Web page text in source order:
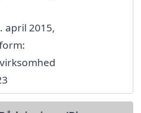
april 2015,